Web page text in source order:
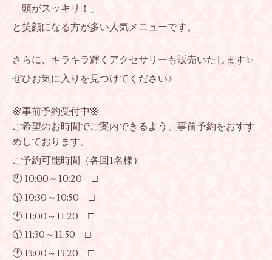
「頭がスッキリ！」
と笑顔になる方が多い人気メニューです。
さらに、キラキラ輝くアクセサリーも販売いたします✨
ぜひお気に入りを見つけてください♪
🌸事前予約受付中🌸
ご希望のお時間でご案内できるよう、事前予約をおすす
めしております。
ご予約可能時間（各回1名様）
🕙 10:00～10:20 □
🕥 10:30～10:50 □
🕚 11:00～11:20 □
🕦 11:30～11:50 □
🕐 13:00～13:20 □